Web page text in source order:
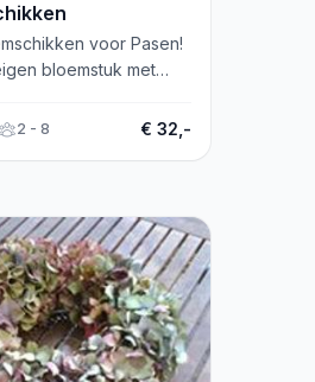
voor Pasen!
bloemstuk met
paaselementen.
2 - 8 € 32,-